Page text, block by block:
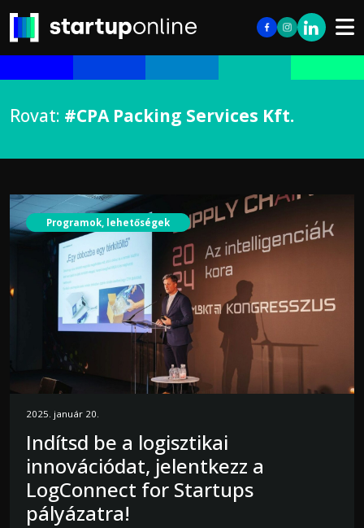
Rovat: #CPA Packing Services Kft.
Programok, lehetőségek
2025. január 20.
Indítsd be a logisztikai
innovációdat, jelentkezz a
LogConnect for Startups
pályázatra!